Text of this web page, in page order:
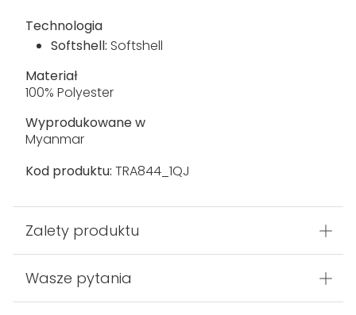
Technologia
Softshell: Softshell
Materiał
100% Polyester
Wyprodukowane w
Myanmar
Kod produktu: TRA844_1QJ
Zalety produktu
Wasze pytania